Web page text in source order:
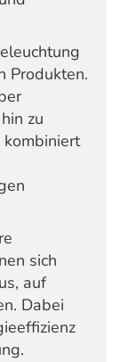
Produkten.
zu
sich
auf
Dabei